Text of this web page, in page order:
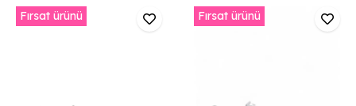
Fırsat ürünü Fırsat ürünü